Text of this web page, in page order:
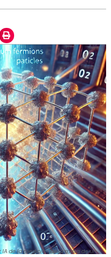
de la medición de la masa de un